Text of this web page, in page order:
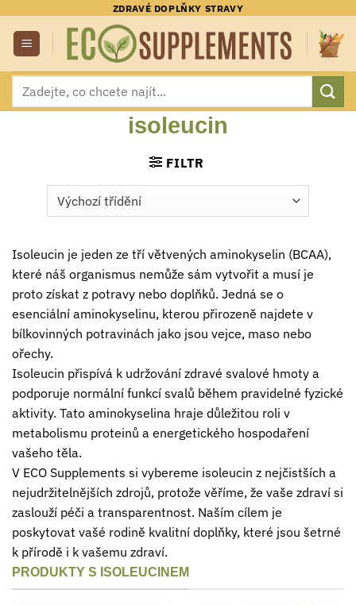
obsah
ZDRAVÉ DOPLŇKY STRAVY
Hledat:
isoleucin
FILTR
Isoleucin je jeden ze tří větvených aminokyselin (BCAA),
které náš organismus nemůže sám vytvořit a musí je
proto získat z potravy nebo doplňků. Jedná se o
esenciální aminokyselinu, kterou přirozeně najdete v
bílkovinných potravinách jako jsou vejce, maso nebo
ořechy.
Isoleucin přispívá k udržování zdravé svalové hmoty a
podporuje normální funkcí svalů během pravidelné fyzické
aktivity. Tato aminokyselina hraje důležitou roli v
metabolismu proteinů a energetického hospodaření
vašeho těla.
V ECO Supplements si vybereme isoleucin z nejčistších a
nejudržitelnějších zdrojů, protože věříme, že vaše zdraví si
zaslouží péči a transparentnost. Naším cílem je
poskytovat vašé rodině kvalitní doplňky, které jsou šetrné
k přírodě i k vašemu zdraví.
PRODUKTY S ISOLEUCINEM